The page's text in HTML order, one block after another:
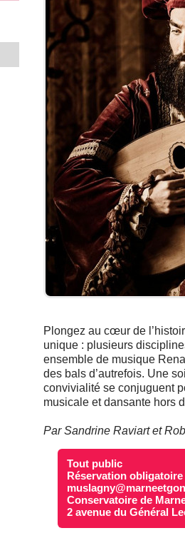
Plongez au cœur de
unique : plusieurs
ensemble de musique
des bals d’autrefois. Une
convivialité se conjuguent
musicale et dansante hors
Par Sandrine Raviart et
Tout public
Réservation obligatoire
Conservatoire de
2 avenue du Général